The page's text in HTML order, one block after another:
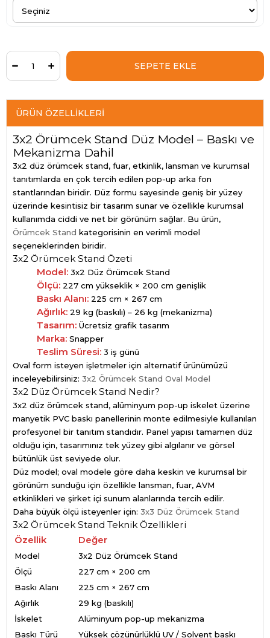
ÜRÜN ÖZELLIKLERI
3x2 Örümcek Stand Düz Model – Baskı ve
Mekanizma Dahil
3x2 düz örümcek stand, fuar, etkinlik, lansman ve kurumsal
tanıtımlarda en çok tercih edilen pop-up arka fon
stantlarından biridir. Düz formu sayesinde geniş bir yüzey
üzerinde kesintisiz bir tasarım sunar ve özellikle kurumsal
kullanımda ciddi ve net bir görünüm sağlar. Bu ürün,
Örümcek Stand kategorisinin en verimli model
seçeneklerinden biridir.
3x2 Örümcek Stand Özeti
Model: 3x2 Düz Örümcek Stand
Ölçü: 227 cm yükseklik × 200 cm genişlik
Baskı Alanı: 225 cm × 267 cm
Ağırlık: 29 kg (baskılı) – 26 kg (mekanizma)
Tasarım: Ücretsiz grafik tasarım
Marka: Snapper
Teslim Süresi: 3 iş günü
Oval form isteyen işletmeler için alternatif ürünümüzü
inceleyebilirsiniz: 3x2 Örümcek Stand Oval Model
3x2 Düz Örümcek Stand Nedir?
3x2 düz örümcek stand, alüminyum pop-up iskelet üzerine
manyetik PVC baskı panellerinin monte edilmesiyle kullanılan
profesyonel bir tanıtım standıdır. Panel yapısı tamamen düz
olduğu için, tasarımınız tek yüzey gibi algılanır ve görsel
bütünlük üst seviyede olur.
Düz model; oval modele göre daha keskin ve kurumsal bir
görünüm sunduğu için özellikle lansman, fuar, AVM
etkinlikleri ve şirket içi sunum alanlarında tercih edilir.
Daha büyük ölçü isteyenler için: 3x3 Düz Örümcek Stand
3x2 Örümcek Stand Teknik Özellikleri
Özellik
Değer
Model
3x2 Düz Örümcek Stand
Ölçü
227 cm × 200 cm
Baskı Alanı
225 cm × 267 cm
Ağırlık
29 kg (baskılı)
İskelet
Alüminyum pop-up mekanizma
Baskı Türü
Yüksek çözünürlüklü UV / Solvent baskı